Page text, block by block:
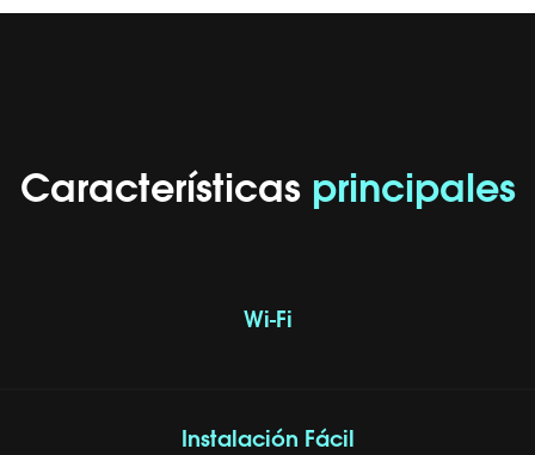
Características principales
Wi-Fi
Instalación Fácil